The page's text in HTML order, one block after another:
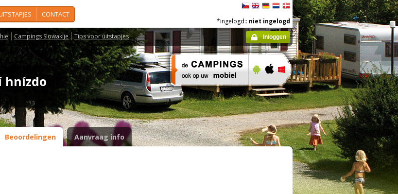
CONTACT
Campings Slowakije Tips voor uitstapjes
*ingelogd:: niet ingelogd
Inloggen
hnízdo
Beoordelingen Aanvraag info